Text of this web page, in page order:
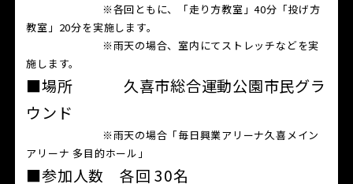
※各回ともに、「走り方教室」40分「投げ方
教室」20分を実施します。
※雨天の場合、室内にてストレッチなどを実
施します。
■場所 久喜市総合運動公園市民グラ
ウンド
※雨天の場合「毎日興業アリーナ久喜メイン
アリーナ 多目的ホール」
■参加人数 各回 30名